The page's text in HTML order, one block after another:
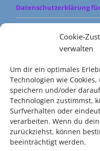
Cookie-
verwalten
Um dir ein optimales
Technologien wie
speichern und/oder
Technologien zustimmst,
Surfverhalten oder
verarbeiten. Wenn du
zurückziehst, können
beeinträchtigt werden.
Datenschutzerklärung
Wir gehören dazu
http://www.omniasan.de
Built withMake. Your